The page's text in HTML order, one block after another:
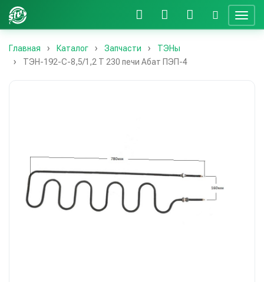
Главная Каталог Запчасти
ТЭНы
ТЭН-192-С-8,5/1,2 Т 230 печи Абат ПЭП-4